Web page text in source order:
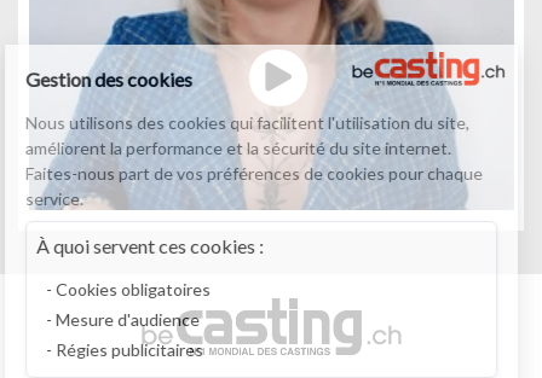
Gestion des cookies
Nous utilisons des cookies qui facilitent l'utilisation du site,
améliorent la performance et la sécurité du site internet.
Faites-nous part de vos préférences de cookies pour chaque
service.
À quoi servent ces cookies :
Cookies obligatoires
Mesure d'audience
Régies publicitaires